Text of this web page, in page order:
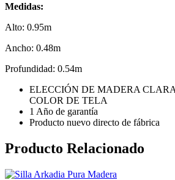
Medidas:
Alto: 0.95m
Ancho: 0.48m
Profundidad: 0.54m
ELECCIÓN DE MADERA
COLOR DE TELA
1 Año de garantía
Producto nuevo directo de fábrica
Producto Relacionado